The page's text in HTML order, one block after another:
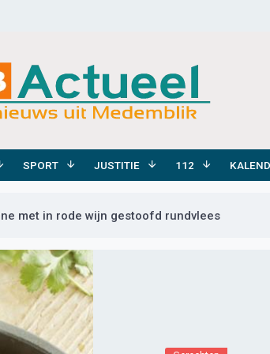
SPORT JUSTITIE 112
met in rode wijn gestoofd rundvlees